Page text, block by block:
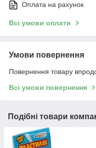
Оплата на рахунок
Всі умови оплати
Умови повернення
Повернення товару
Всі умови повернення
Подібні товари